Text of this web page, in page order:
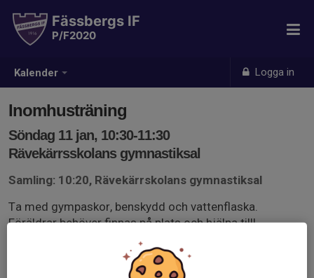
Kalender Logga in
Fässbergs IF
P/F2020
Inomhusträning
Söndag 11 jan, 10:30-11:30
Rävekärrsskolans gymnastiksal
Samling: 10:20, Rävekärrskolans gymnastiksal
Ta med gympaskor, benskydd och vattenflaska.
Föräldrar behöver finnas på plats och hjälpa till!